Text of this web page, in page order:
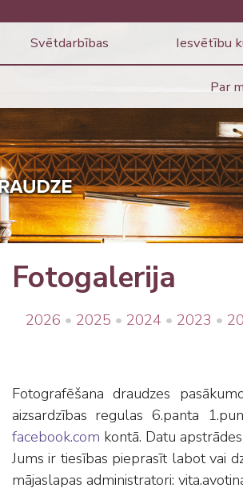
Svētdarbības Iesvētību
Par
Fotogalerija
2026 • 2025 • 2024 • 2023 •
Fotografēšana draudzes
aizsardzības regulas 6.panta
facebook.com kontā. Datu
Jums ir tiesības pieprasīt labot vai
mājaslapas administratori: